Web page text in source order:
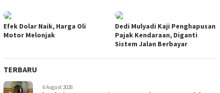
Efek Dolar Naik, Harga Oli
Motor Melonjak
Dedi Mulyadi Kaji Penghapusan
Pajak Kendaraan, Diganti
Sistem Jalan Berbayar
TERBARU
6 August 2026